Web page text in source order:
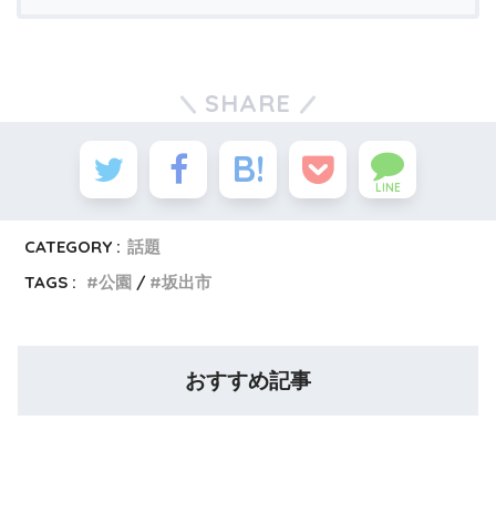
SHARE
LINE
CATEGORY : 話題
TAGS :
公園 坂出市
おすすめ記事